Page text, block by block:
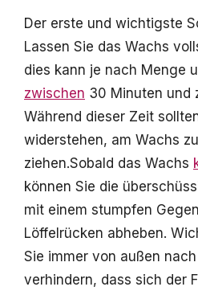
Der erste und wichtigste
Lassen Sie das Wachs
dies kann je nach Menge
zwischen 30 Minuten und
Während dieser Zeit
widerstehen, am Wachs
ziehen.Sobald das Wachs
können Sie die
mit einem stumpfen
Löffelrücken abheben.
Sie immer von außen
verhindern, dass sich der